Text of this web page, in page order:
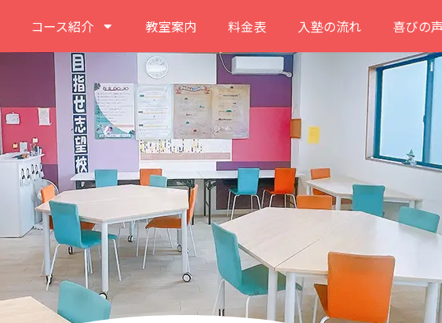
コース紹介 教室案内 料金表 入塾の流れ 喜びの声